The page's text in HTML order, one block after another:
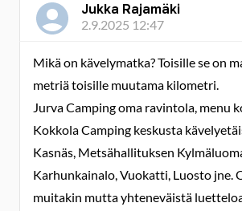
Jukka Rajamäki
2.9.2025 12:47
Mikä on kävelymatka? Toisille se on
metriä toisille muutama kilometri.
Jurva Camping oma ravintola, menu
Kokkola Camping keskusta
Kasnäs, Metsähallituksen
Karhunkainalo, Vuokatti, Luosto jne.
muitakin mutta yhteneväistä